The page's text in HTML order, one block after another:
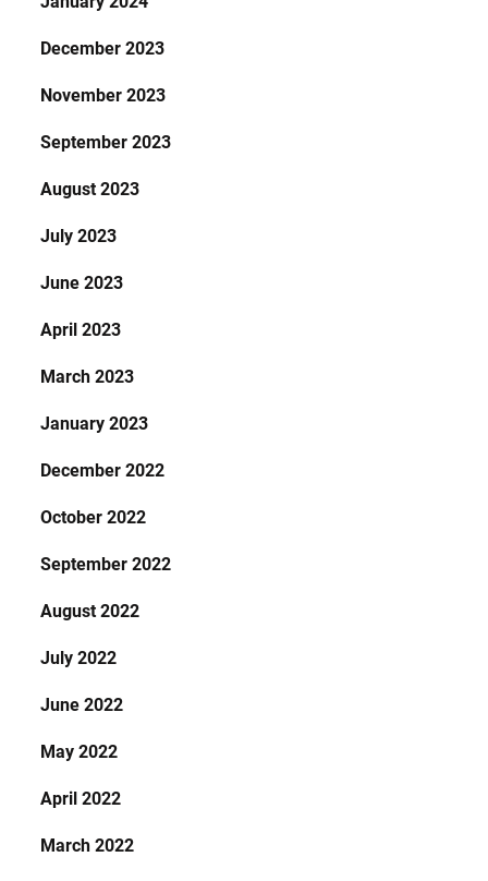
December 2023
November 2023
September 2023
August 2023
July 2023
June 2023
April 2023
March 2023
January 2023
December 2022
October 2022
September 2022
August 2022
July 2022
June 2022
May 2022
April 2022
March 2022